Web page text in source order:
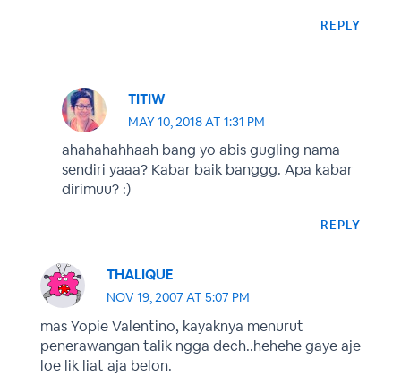
REPLY
TITIW
MAY 10, 2018 AT 1:31 PM
ahahahahhaah bang yo abis gugling nama
sendiri yaaa? Kabar baik banggg. Apa kabar
dirimuu? :)
REPLY
THALIQUE
NOV 19, 2007 AT 5:07 PM
mas Yopie Valentino, kayaknya menurut
penerawangan talik ngga dech..hehehe gaye aje
loe lik liat aja belon.